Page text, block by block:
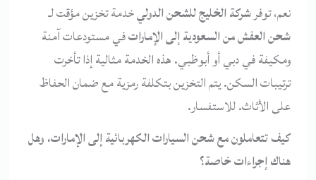
نعم، توفرشركة الخليج للشحن الدوليخدمة تخزين مؤقت لـ
شحن العفش من السعودية إلى الإماراتفي مستودعات آمنة
ومكيفة في دبي أو أبوظبي. هذه الخدمة مثالية إذا تأخرت
ترتيبات السكن. يتم التخزين بتكلفة رمزية مع ضمان الحفاظ
على الأثاث. للاستفسار.
كيف تتعاملون مع شحن السيارات الكهربائية إلى الإمارات، وهل
هناك إجراءات خاصة؟